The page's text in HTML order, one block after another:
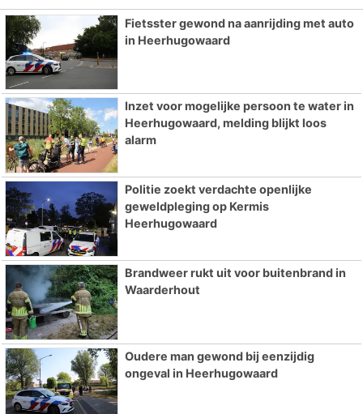
Fietsster gewond na aanrijding met auto
in Heerhugowaard
Inzet voor mogelijke persoon te water in
Heerhugowaard, melding blijkt loos
alarm
Politie zoekt verdachte openlijke
geweldpleging op Kermis
Heerhugowaard
Brandweer rukt uit voor buitenbrand in
Waarderhout
Oudere man gewond bij eenzijdig
ongeval in Heerhugowaard